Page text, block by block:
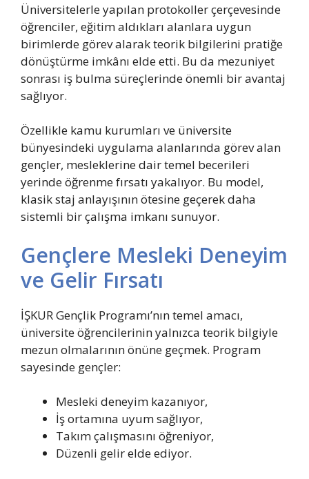
Üniversitelerle yapılan protokoller çerçevesinde
öğrenciler, eğitim aldıkları alanlara uygun
birimlerde görev alarak teorik bilgilerini pratiğe
dönüştürme imkânı elde etti. Bu da mezuniyet
sonrası iş bulma süreçlerinde önemli bir avantaj
sağlıyor.
Özellikle kamu kurumları ve üniversite
bünyesindeki uygulama alanlarında görev alan
gençler, mesleklerine dair temel becerileri
yerinde öğrenme fırsatı yakalıyor. Bu model,
klasik staj anlayışının ötesine geçerek daha
sistemli bir çalışma imkanı sunuyor.
Gençlere Mesleki Deneyim
ve Gelir Fırsatı
İŞKUR Gençlik Programı’nın temel amacı,
üniversite öğrencilerinin yalnızca teorik bilgiyle
mezun olmalarının önüne geçmek. Program
sayesinde gençler:
Mesleki deneyim kazanıyor,
İş ortamına uyum sağlıyor,
Takım çalışmasını öğreniyor,
Düzenli gelir elde ediyor.